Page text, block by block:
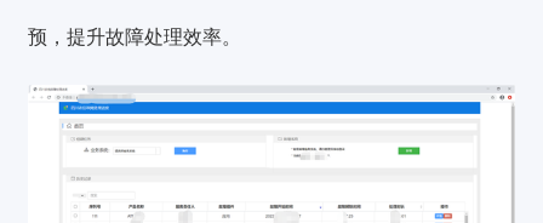
预，提升故障处理效率。